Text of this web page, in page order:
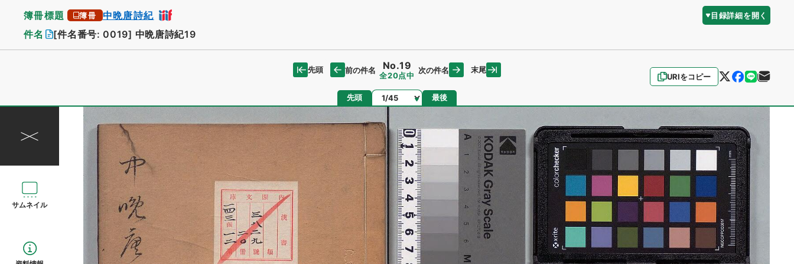
簿冊標題 簿冊 中晩唐詩紀 目録詳細を開く
件名 [件名番号: 0019] 中晩唐詩紀19
URIをコピー
先頭 前の件名 No.19
全20点中
次の件名 末尾
先頭 ページ 最後
サムネイル